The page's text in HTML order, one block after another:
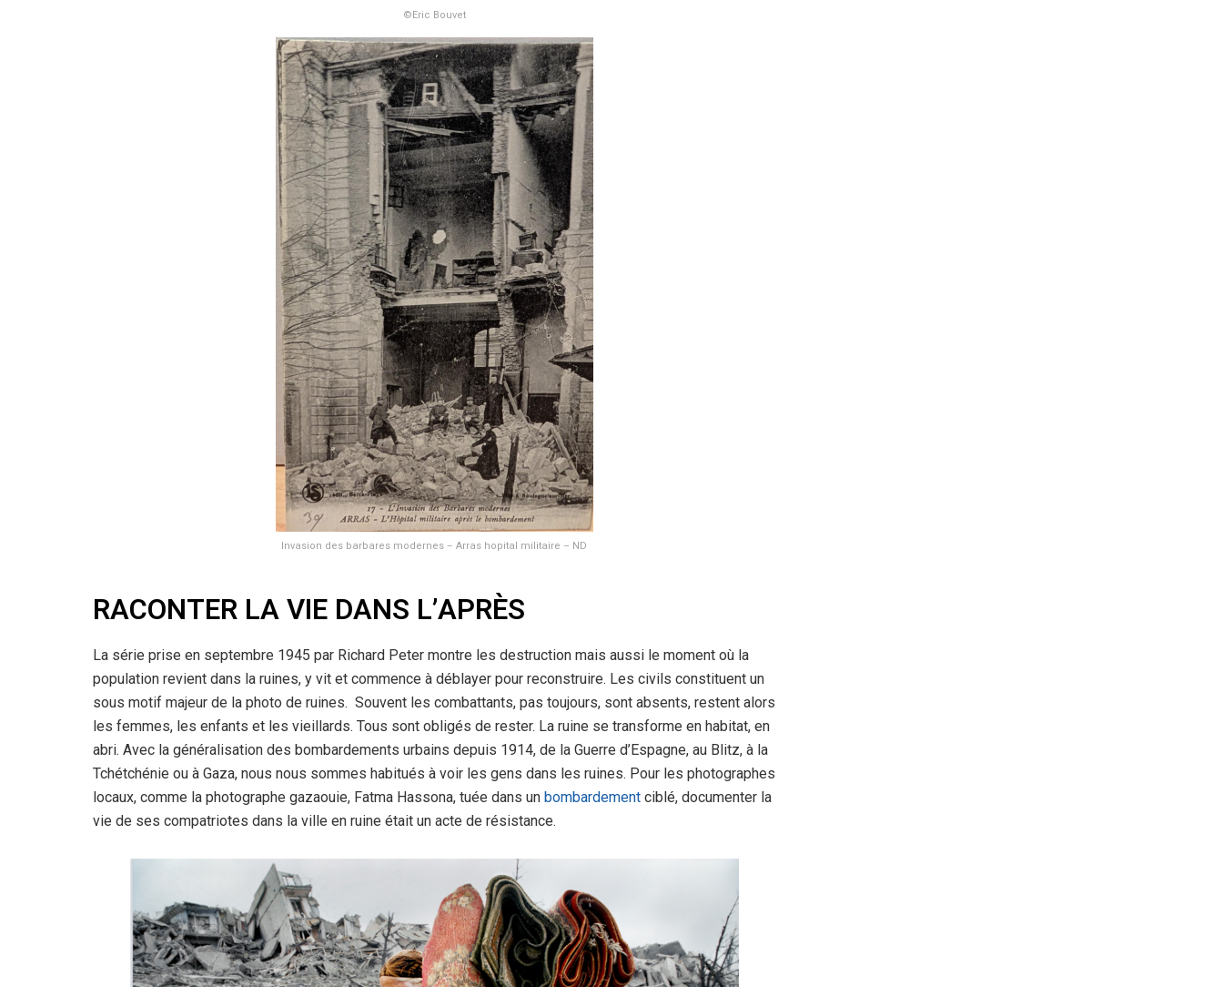
©Eric Bouvet
Invasion des barbares modernes – Arras hopital militaire – ND
RACONTER LA VIE DANS L’APRÈS
La série prise en septembre 1945 par Richard Peter montre les destruction mais aussi le moment où la
population revient dans la ruines, y vit et commence à déblayer pour reconstruire. Les civils constituent un
sous motif majeur de la photo de ruines. Souvent les combattants, pas toujours, sont absents, restent alors
les femmes, les enfants et les vieillards. Tous sont obligés de rester. La ruine se transforme en habitat, en
abri. Avec la généralisation des bombardements urbains depuis 1914, de la Guerre d’Espagne, au Blitz, à la
Tchétchénie ou à Gaza, nous nous sommes habitués à voir les gens dans les ruines. Pour les photographes
locaux, comme la photographe gazaouie, Fatma Hassona, tuée dans un bombardement ciblé, documenter la
vie de ses compatriotes dans la ville en ruine était un acte de résistance.